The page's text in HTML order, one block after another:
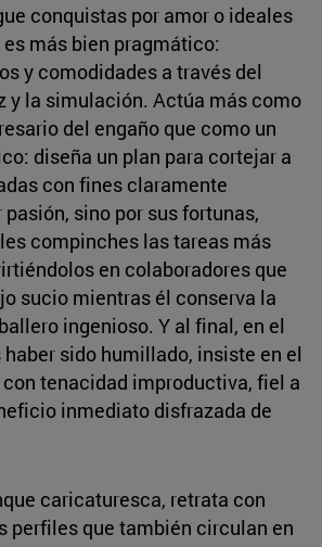
conquistas por amor o ideales
más bien pragmático:
y comodidades a través del
y la simulación. Actúa más como
del engaño que como un
diseña un plan para cortejar a
con fines claramente
sino por sus fortunas,
compinches las tareas más
en colaboradores que
sucio mientras él conserva la
ingenioso. Y al final, en el
sido humillado, insiste en el
tenacidad improductiva, fiel a
inmediato disfrazada de
caricaturesca, retrata con
perfiles que también circulan en